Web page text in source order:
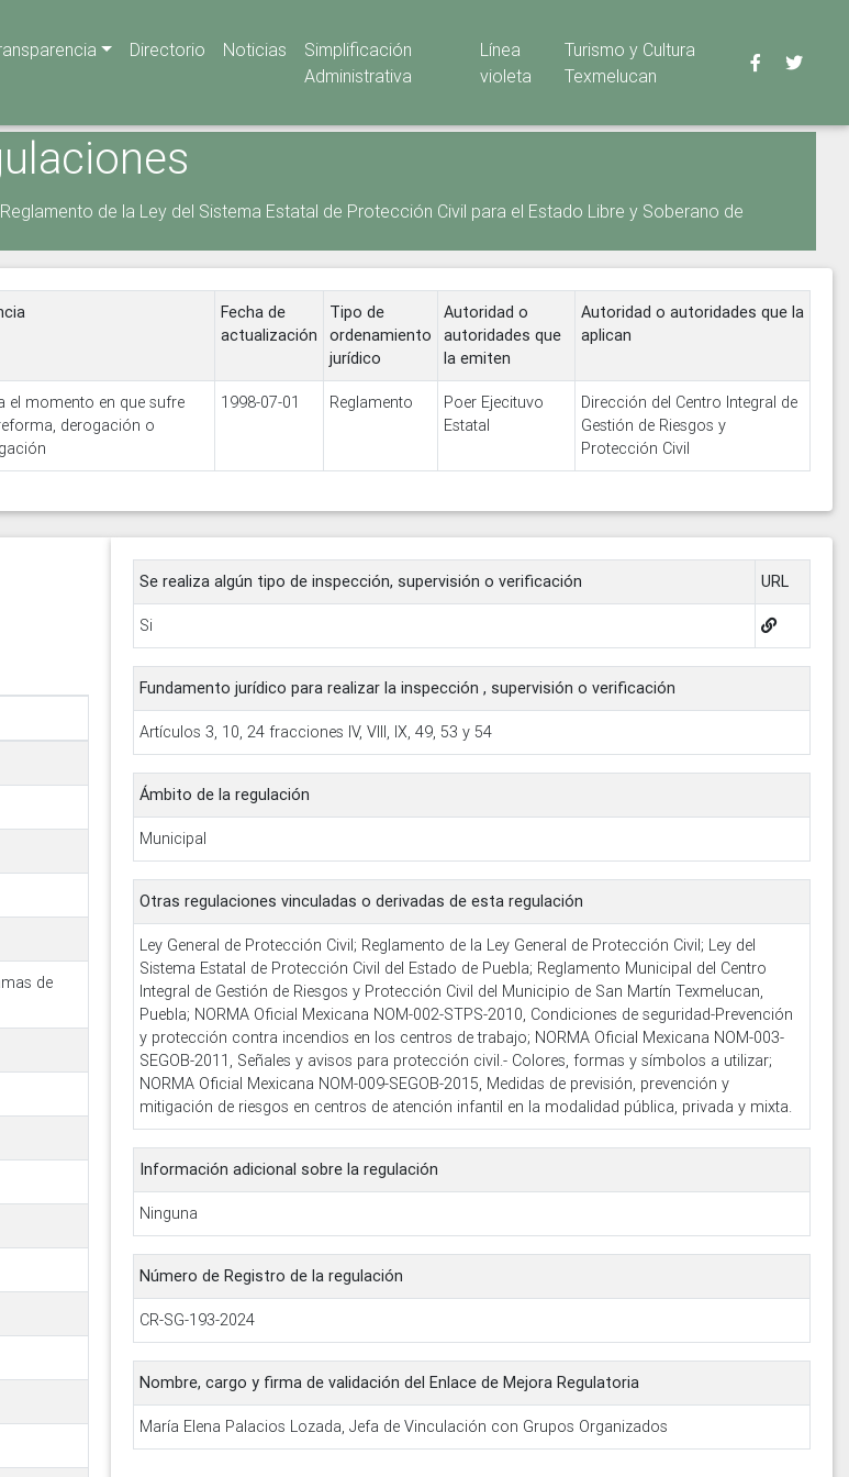
Directorio Noticias
Simplificación
Administrativa
Línea
violeta
Turismo y Cultura
Texmelucan
Reglamento de la Ley del Sistema Estatal de Protección Civil para el Estado Libre y Soberano de
Fecha de
actualización
Tipo de
ordenamiento
jurídico
Autoridad o
autoridades que
la emiten
Autoridad o autoridades que la
aplican
el momento en que sufre
derogación o
1998-07-01 Reglamento
Poer Ejecituvo
Estatal
Dirección del Centro Integral de
Gestión de Riesgos y
Protección Civil
de
Se realiza algún tipo de inspección, supervisión o verificación URL
Si
Fundamento jurídico para realizar la inspección , supervisión o verificación
Artículos 3, 10, 24 fracciones IV, VIII, IX, 49, 53 y 54
Ámbito de la regulación
Municipal
Otras regulaciones vinculadas o derivadas de esta regulación
Ley General de Protección Civil; Reglamento de la Ley General de Protección Civil; Ley del
Sistema Estatal de Protección Civil del Estado de Puebla; Reglamento Municipal del Centro
Integral de Gestión de Riesgos y Protección Civil del Municipio de San Martín Texmelucan,
Puebla; NORMA Oficial Mexicana NOM-002-STPS-2010, Condiciones de seguridad-Prevención
y protección contra incendios en los centros de trabajo; NORMA Oficial Mexicana NOM-003-
SEGOB-2011, Señales y avisos para protección civil.- Colores, formas y símbolos a utilizar;
NORMA Oficial Mexicana NOM-009-SEGOB-2015, Medidas de previsión, prevención y
mitigación de riesgos en centros de atención infantil en la modalidad pública, privada y mixta.
Información adicional sobre la regulación
Ninguna
Número de Registro de la regulación
CR-SG-193-2024
Nombre, cargo y firma de validación del Enlace de Mejora Regulatoria
María Elena Palacios Lozada, Jefa de Vinculación con Grupos Organizados